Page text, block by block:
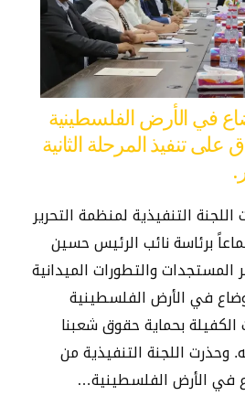
في الأرض الفلسطينية
على تنفيذ المرحلة الثانية
8/2026-:عقدت اللجنة التنفيذية لمنظمة التحرير
برئاسة نائب الرئيس حسين
المستجدات والتطورات الميدانية
في الأرض الفلسطينية
الكفيلة بحماية حقوق شعبنا
اللجنة التنفيذية من
في الأرض الفلسطينية…